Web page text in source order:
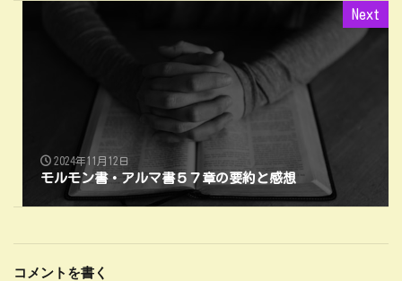
Next
2024年11月12日
モルモン書・アルマ書５７章の要約と感想
コメントを書く